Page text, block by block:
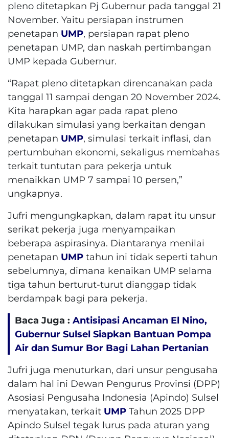
pleno ditetapkan Pj Gubernur pada tanggal 21
November. Yaitu persiapan instrumen
penetapan UMP, persiapan rapat pleno
penetapan UMP, dan naskah pertimbangan
UMP kepada Gubernur.
“Rapat pleno ditetapkan direncanakan pada
tanggal 11 sampai dengan 20 November 2024.
Kita harapkan agar pada rapat pleno
dilakukan simulasi yang berkaitan dengan
penetapan UMP, simulasi terkait inflasi, dan
pertumbuhan ekonomi, sekaligus membahas
terkait tuntutan para pekerja untuk
menaikkan UMP 7 sampai 10 persen,”
ungkapnya.
Jufri mengungkapkan, dalam rapat itu unsur
serikat pekerja juga menyampaikan
beberapa aspirasinya. Diantaranya menilai
penetapan UMP tahun ini tidak seperti tahun
sebelumnya, dimana kenaikan UMP selama
tiga tahun berturut-turut dianggap tidak
berdampak bagi para pekerja.
Baca Juga : Antisipasi Ancaman El Nino,
Gubernur Sulsel Siapkan Bantuan Pompa
Air dan Sumur Bor Bagi Lahan Pertanian
Jufri juga menuturkan, dari unsur pengusaha
dalam hal ini Dewan Pengurus Provinsi (DPP)
Asosiasi Pengusaha Indonesia (Apindo) Sulsel
menyatakan, terkait UMP Tahun 2025 DPP
Apindo Sulsel tegak lurus pada aturan yang